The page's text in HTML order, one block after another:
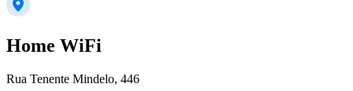
Home WiFi
Rua Tenente Mindelo, 446